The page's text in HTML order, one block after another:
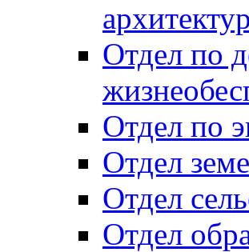
Отдел по
Отдел по
Отдел
Отдел
Отдел